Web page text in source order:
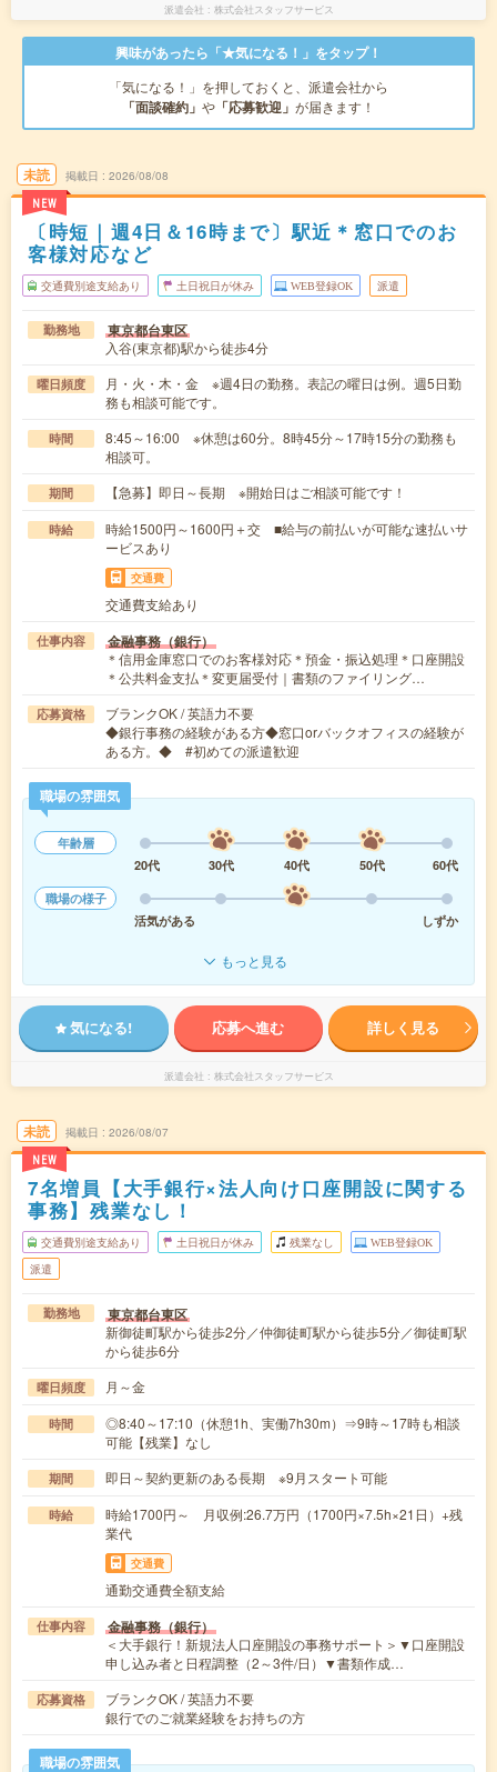
派遣会社 株式会社スタッフサービス
興味があったら「★気になる！」をタップ！
「気になる！」を押しておくと、派遣会社から
「面談確約」 や 「応募歓迎」 が届きます！
未読
NEW
掲載日 2026/08/08
〔時短｜週4日＆16時まで〕駅近＊窓口でのお
客様対応など
交通費別途支給あり 土日祝日が休み WEB登録OK 派遣
勤務地 東京都台東区
入谷(東京都)駅から徒歩4分
曜日頻度
月・火・木・金 ※週4日の勤務。表記の曜日は例。週5日勤
務も相談可能です。
時間
8:45～16:00 ※休憩は60分。8時45分～17時15分の勤務も
相談可。
期間 【急募】即日～長期 ※開始日はご相談可能です！
時給
時給1500円～1600円＋交 ■給与の前払いが可能な速払いサ
ービスあり
交通費
交通費支給あり
仕事内容 金融事務（銀行）
＊信用金庫窓口でのお客様対応＊預金・振込処理＊口座開設
＊公共料金支払＊変更届受付｜書類のファイリング…
応募資格
ブランクOK / 英語力不要
◆銀行事務の経験がある方◆窓口orバックオフィスの経験が
ある方。◆ #初めての派遣歓迎
職場の雰囲気
年齢層
20代
30代 40代 50代
60代
職場の様子
活気がある
しずか
もっと見る
気になる! 応募へ進む 詳しく見る
派遣会社 株式会社スタッフサービス
未読
NEW
掲載日 2026/08/07
7名増員【大手銀行×法人向け口座開設に関する
事務】残業なし！
交通費別途支給あり 土日祝日が休み 残業なし WEB登録OK
派遣
勤務地 東京都台東区
新御徒町駅から徒歩2分／仲御徒町駅から徒歩5分／御徒町駅
から徒歩6分
曜日頻度 月～金
時間
◎8:40～17:10（休憩1h、実働7h30m）⇒9時～17時も相談
可能【残業】なし
期間 即日～契約更新のある長期 ※9月スタート可能
時給
時給1700円～ 月収例:26.7万円（1700円×7.5h×21日）+残
業代
交通費
通勤交通費全額支給
仕事内容 金融事務（銀行）
＜大手銀行！新規法人口座開設の事務サポート＞▼口座開設
申し込み者と日程調整（2～3件/日）▼書類作成…
応募資格
ブランクOK / 英語力不要
銀行でのご就業経験をお持ちの方
職場の雰囲気